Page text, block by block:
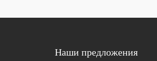
Наши предложения